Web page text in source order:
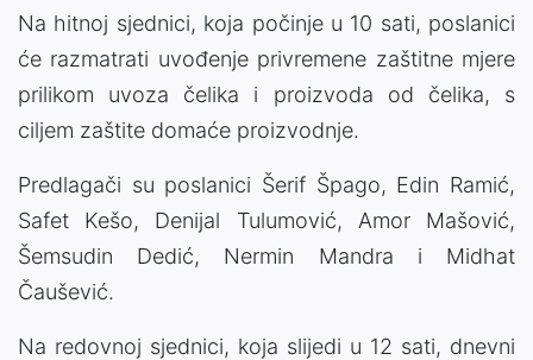
Na hitnoj sjednici, koja počinje u 10 sati, poslanici
će razmatrati uvođenje privremene zaštitne mjere
prilikom uvoza čelika i proizvoda od čelika, s
ciljem zaštite domaće proizvodnje.
Predlagači su poslanici Šerif Špago, Edin Ramić,
Safet Kešo, Denijal Tulumović, Amor Mašović,
Šemsudin Dedić, Nermin Mandra i Midhat
Čaušević.
Na redovnoj sjednici, koja slijedi u 12 sati, dnevni